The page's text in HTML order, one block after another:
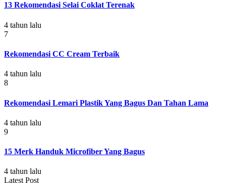
13 Rekomendasi Selai Coklat Terenak
4 tahun lalu
7
Rekomendasi CC Cream Terbaik
4 tahun lalu
8
Rekomendasi Lemari Plastik Yang Bagus Dan Tahan Lama
4 tahun lalu
9
15 Merk Handuk Microfiber Yang Bagus
4 tahun lalu
Latest Post